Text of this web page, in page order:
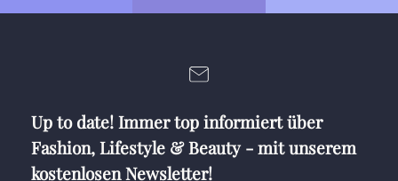
Up to date! Immer top informiert über
Fashion, Lifestyle & Beauty - mit unserem
kostenlosen Newsletter!